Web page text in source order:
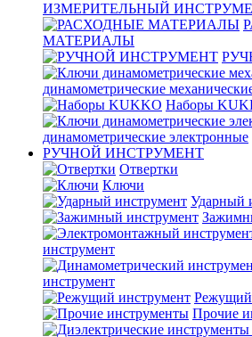
ИЗМЕРИТЕЛЬНЫЙ
МАТЕРИАЛЫ
динамометрические
Наборы
динамометрические электронные
РУЧНОЙ ИНСТРУМЕНТ
Отвертки
Ключи
Ударный
инструмент
инструмент
Режущий
Прочие